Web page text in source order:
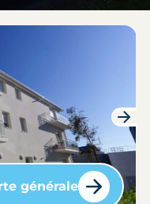
générale